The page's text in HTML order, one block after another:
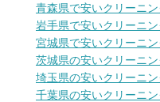
青森県で安いクリーニ
岩手県で安いクリーニ
宮城県で安いクリーニ
茨城県の安いクリーニ
埼玉県の安いクリーニ
千葉県の安いクリーニ